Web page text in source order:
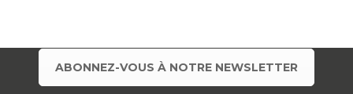
ABONNEZ-VOUS À NOTRE NEWSLETTER